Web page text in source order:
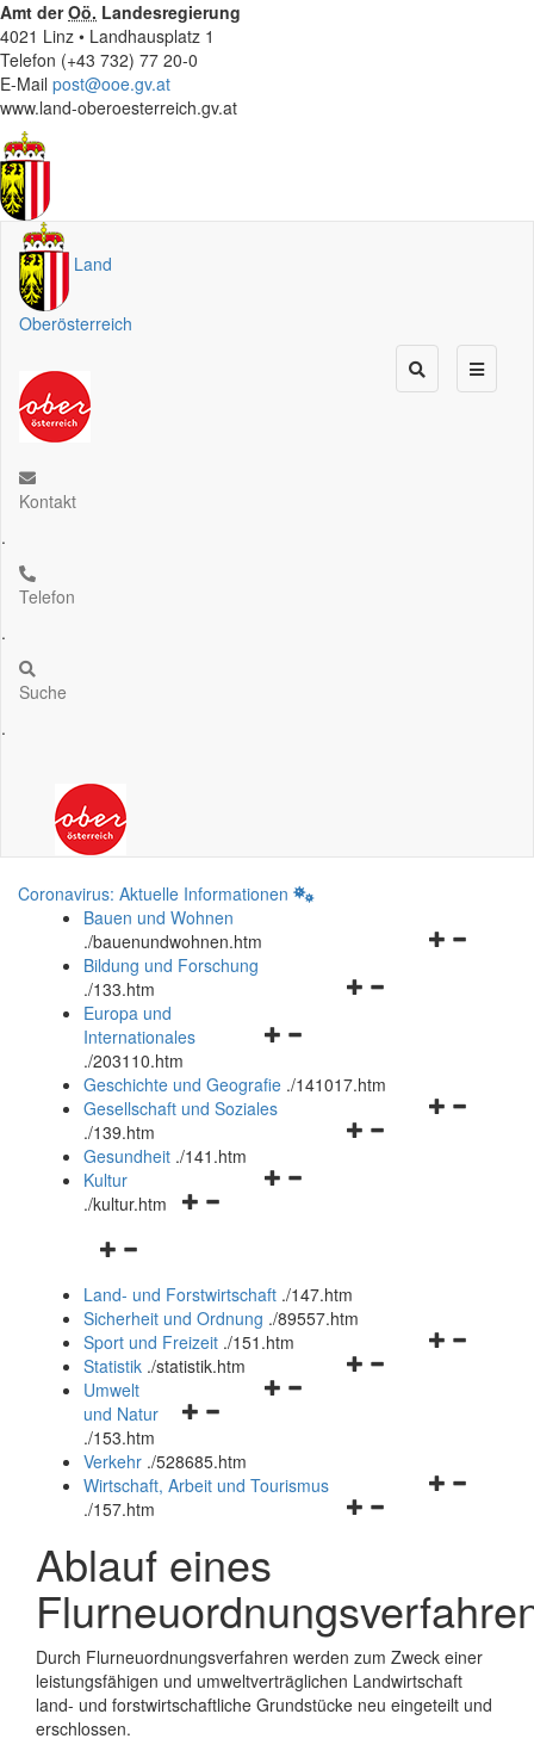
Amt derOö. Landesregierung
4021 Linz • Landhausplatz 1
Telefon (+43 732) 77 20-0
E-Mail post@ooe.gv.at
www.land-oberoesterreich.gv.at
Land
Oberösterreich
Kontakt
.
Telefon
.
Suche
.
Coronavirus: Aktuelle Informationen
Bauen und Wohnen
./bauenundwohnen.htm
Navigationsmenü
Bildung und Forschung
./133.htm
Navigationsmenü
und
schließen
Europa und
Internationales
./203110.htm
Geschichte und Geografie ./141017.htm
Navigationsmenü
Gesellschaft und Soziales
./139.htm
Navigationsmenü
Gesundheit ./141.htm
Navigationsmenü
Kultur
./kultur.htm
Navigationsmenü
und
schließen
Land- und Forstwirtschaft ./147.htm
Sicherheit und Ordnung ./89557.htm
Navigationsmenü
Sport und Freizeit ./151.htm
Navigationsmenü
Statistik ./statistik.htm
Navigationsmenü
und
schließen
Umwelt
und Natur
./153.htm
Verkehr ./528685.htm
Navigationsmenü
Wirtschaft, Arbeit und Tourismus
./157.htm
Ablauf eines
Durch Flurneuordnungsverfahren werden zum Zweck einer
leistungsfähigen und umweltverträglichen Landwirtschaft
land- und forstwirtschaftliche Grundstücke neu eingeteilt und
erschlossen.